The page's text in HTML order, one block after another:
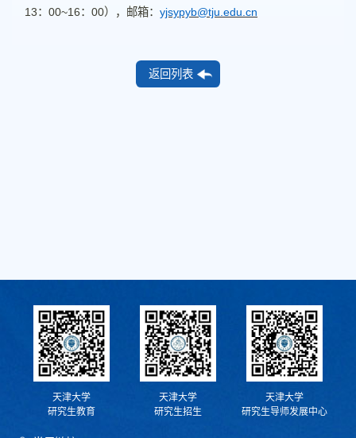
13： 00~16： 00），邮箱： yjsypyb@tju.edu.cn
返回列表
天津大学
研究生教育
天津大学
研究生招生
天津大学
研究生导师发展中心